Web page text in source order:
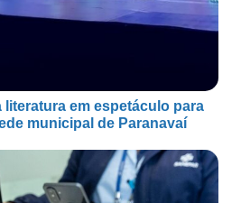
literatura em espetáculo para
municipal de Paranavaí